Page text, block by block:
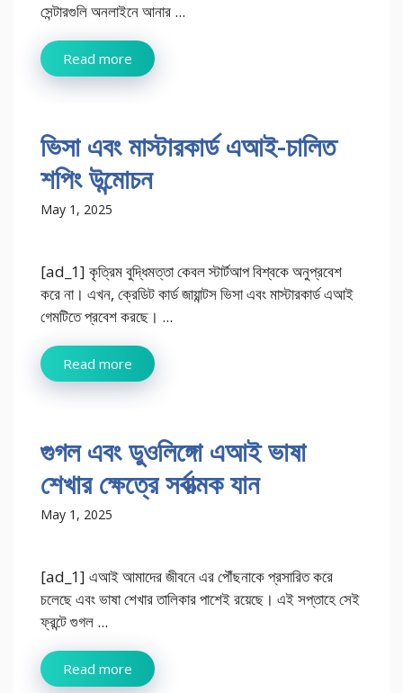
সেন্টারগুলি অনলাইনে আনার ...
Read more
ভিসা এবং মাস্টারকার্ড এআই-চালিত
শপিং উন্মোচন
May 1, 2025
[ad_1] কৃত্রিম বুদ্ধিমত্তা কেবল স্টার্টআপ বিশ্বকে অনুপ্রবেশ
করে না। এখন, ক্রেডিট কার্ড জায়ান্টস ভিসা এবং মাস্টারকার্ড এআই
গেমটিতে প্রবেশ করছে। ...
Read more
গুগল এবং ডুওলিঙ্গো এআই ভাষা
শেখার ক্ষেত্রে সর্বাত্মক যান
May 1, 2025
[ad_1] এআই আমাদের জীবনে এর পৌঁছনাকে প্রসারিত করে
চলেছে এবং ভাষা শেখার তালিকার পাশেই রয়েছে। এই সপ্তাহে সেই
ফ্রন্টে গুগল ...
Read more